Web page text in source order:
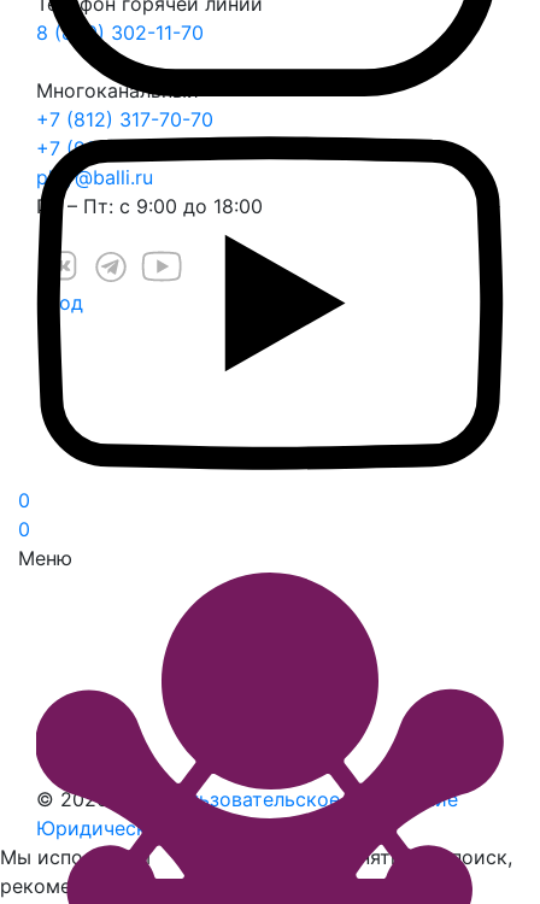
0
0
Меню
8 (800) 302-11-70
Многоканальный
+7 (812) 317-70-70
+7 (999) 022-22-25
play@balli.ru
Пн – Пт: с 9:00 до 18:00
Вход
© 2026 Ball’i
Пользовательское соглашение
Юридическая информация
Мы используем cookies
, чтобы сохранять ваш поиск,
рекомендовать